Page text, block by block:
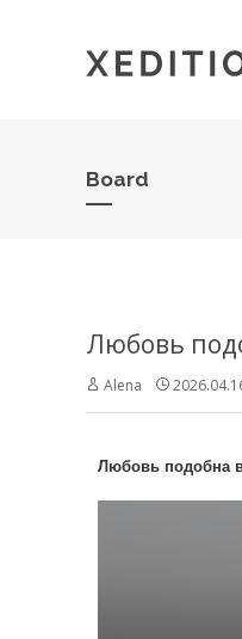
Board
Любовь
Alena
Любовь подобна